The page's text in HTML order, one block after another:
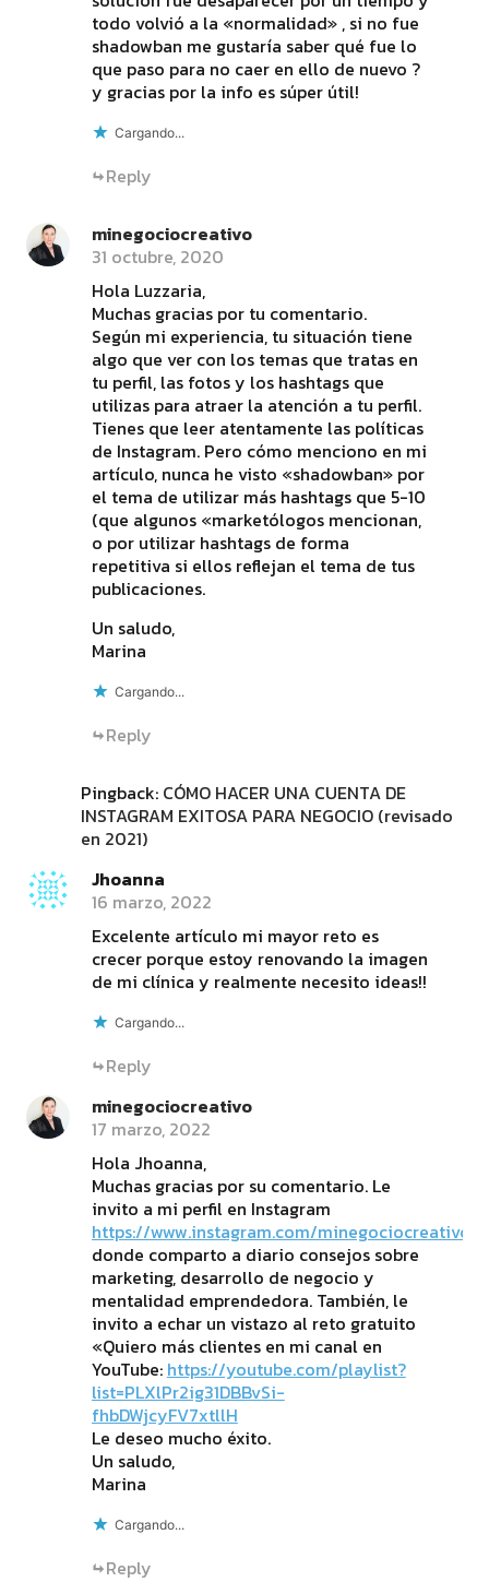
todo volvió a la «normalidad» , si no fue
shadowban me gustaría saber qué fue lo
que paso para no caer en ello de nuevo ?
y gracias por la info es súper útil!
Cargando...
Reply
minegociocreativo
31 octubre, 2020
Hola Luzzaria,
Muchas gracias por tu comentario.
Según mi experiencia, tu situación tiene
algo que ver con los temas que tratas en
tu perfil, las fotos y los hashtags que
utilizas para atraer la atención a tu perfil.
Tienes que leer atentamente las políticas
de Instagram. Pero cómo menciono en mi
artículo, nunca he visto «shadowban» por
el tema de utilizar más hashtags que 5-10
(que algunos «marketólogos mencionan,
o por utilizar hashtags de forma
repetitiva si ellos reflejan el tema de tus
publicaciones.
Un saludo,
Marina
Cargando...
Reply
Pingback: CÓMO HACER UNA CUENTA DE
INSTAGRAM EXITOSA PARA NEGOCIO (revisado
en 2021)
Jhoanna
16 marzo, 2022
Excelente artículo mi mayor reto es
crecer porque estoy renovando la imagen
de mi clínica y realmente necesito ideas!!
Cargando...
Reply
minegociocreativo
17 marzo, 2022
Hola Jhoanna,
Muchas gracias por su comentario. Le
invito a mi perfil en Instagram
https://www.instagram.com/minegociocreativo/
donde comparto a diario consejos sobre
marketing, desarrollo de negocio y
mentalidad emprendedora. También, le
invito a echar un vistazo al reto gratuito
«Quiero más clientes en mi canal en
YouTube: https://youtube.com/playlist?
list=PLXlPr2ig31DBBvSi-
fhbDWjcyFV7xtllH
Le deseo mucho éxito.
Un saludo,
Marina
Cargando...
Reply